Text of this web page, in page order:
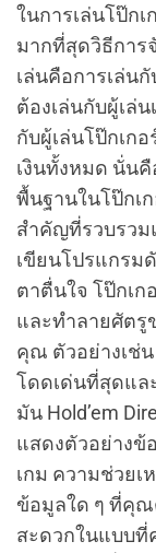
ในการเล่นโป๊ก
มากที่สุดวิธีการ
เล่นคือการเล่น
ต้องเล่นกับผู้เล่
กับผู้เล่นโป๊กเก
เงินทั้งหมด นั่น
พื้นฐานในโป๊กเ
สำคัญที่รวบรวม
เขียนโปรแกรม
ตาตื่นใจ โป๊กเ
และทำลายศัต
คุณ ตัวอย่างเช่น
โดดเด่นที่สุดแล
มัน Hold’em
แสดงตัวอย่างข้
เกม ความช่วยเ
ข้อมูลใด ๆ ที่คุ
สะดวกในแบบที่